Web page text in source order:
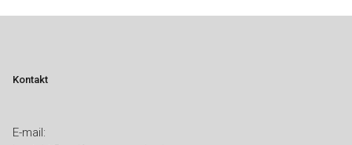
Kontakt
E-mail: